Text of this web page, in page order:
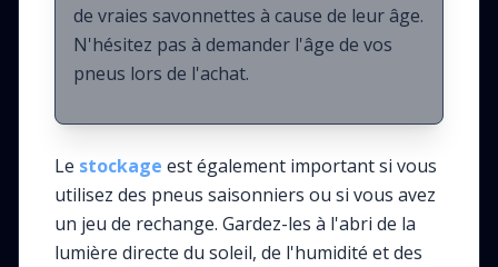
de vraies savonnettes à cause de leur âge.
N'hésitez pas à demander l'âge de vos
pneus lors de l'achat.
Le stockage est également important si vous
utilisez des pneus saisonniers ou si vous avez
un jeu de rechange. Gardez-les à l'abri de la
lumière directe du soleil, de l'humidité et des